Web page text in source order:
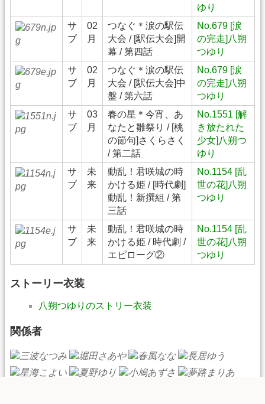
ゆり
サ
ブ
02
月
つなぐ＊涙の駅伝
大会 / [駅伝大会]開
幕 / 第四話
No.679 [涙
の完走]八朔
つゆり
サ
ブ
02
月
つなぐ＊涙の駅伝
大会 / [駅伝大会]中
盤 / 第六話
No.679 [涙
の完走]八朔
つゆり
サ
ブ
03
月
春の星＊今宵、あ
なたと雛祭り / [桃
の節句]さくらさく
/ 第二話
No.1551 [解
き放たれた
少女]八朔つ
ゆり
サ
ブ
未
来
動乱！君咲城の時
かける姫 / [時代劇]
動乱！新撰組 / 第
三話
No.1154 [乱
世の花]八朔
つゆり
サ
ブ
未
来
動乱！君咲城の時
かける姫 / 時代劇 /
エピローグ②
No.1154 [乱
世の花]八朔
つゆり
ストーリー衣装
八朔つゆりのストリー衣装
関係者